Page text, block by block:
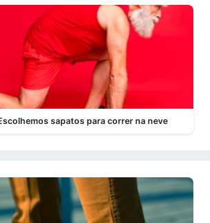
sapatos para correr na neve